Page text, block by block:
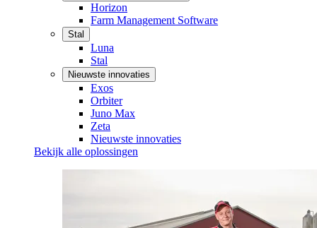
Horizon
Farm Management Software
Stal
Luna
Stal
Nieuwste innovaties
Exos
Orbiter
Juno Max
Zeta
Nieuwste innovaties
Bekijk alle oplossingen